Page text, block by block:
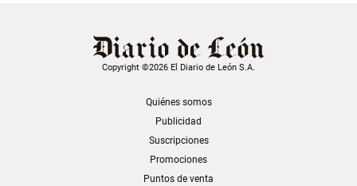
Copyright ©2026 El Diario de León S.A.
Quiénes somos
Publicidad
Suscripciones
Promociones
Puntos de venta